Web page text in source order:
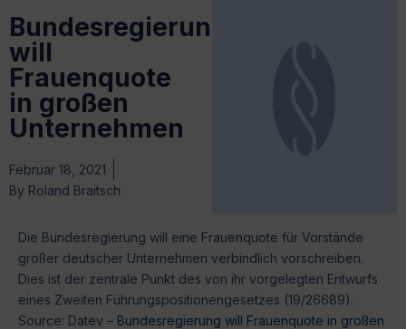
Bundesregierung
will
Frauenquote
in großen
Unternehmen
Februar 18, 2021
By Roland Braitsch
Die Bundesregierung will eine Frauenquote für Vorstände
großer deutscher Unternehmen verbindlich vorschreiben.
Dies ist der zentrale Punkt des von ihr vorgelegten Entwurfs
eines Zweiten Führungspositionengesetzes (19/26689).
Source: Datev – Bundesregierung will Frauenquote in großen